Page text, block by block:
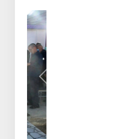
Олдинги